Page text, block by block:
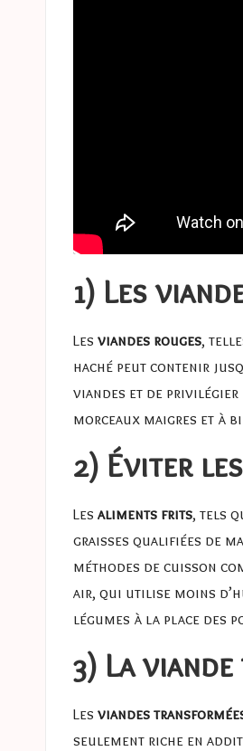
1) Les
Les viandes rouges,
haché peut contenir
viandes et de privilégier
morceaux maigres et à
2) Éviter
Les aliments frits, tels
graisses qualifiées de
méthodes de cuisson
air, qui utilise moins
légumes à la place des
3) La
Les viandes
seulement riche en